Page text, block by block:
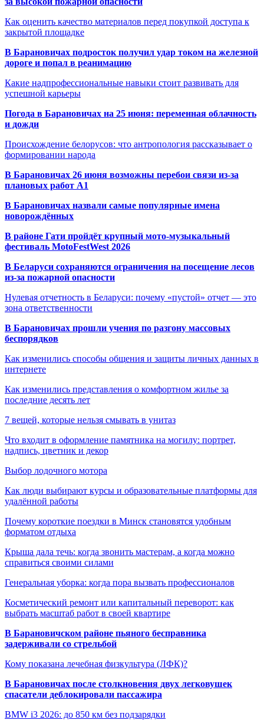
Как оценить качество материалов перед покупкой доступа к
закрытой площадке
В Барановичах подросток получил удар током на железной
дороге и попал в реанимацию
Какие надпрофессиональные навыки стоит развивать для
успешной карьеры
Погода в Барановичах на 25 июня: переменная облачность
и дожди
Происхождение белорусов: что антропология рассказывает о
формировании народа
В Барановичах 26 июня возможны перебои связи из-за
плановых работ A1
В Барановичах назвали самые популярные имена
новорождённых
В районе Гати пройдёт крупный мото-музыкальный
фестиваль MotoFestWest 2026
В Беларуси сохраняются ограничения на посещение лесов
из-за пожарной опасности
Нулевая отчетность в Беларуси: почему «пустой» отчет — это
зона ответственности
В Барановичах прошли учения по разгону массовых
беспорядков
Как изменились способы общения и защиты личных данных в
интернете
Как изменились представления о комфортном жилье за
последние десять лет
7 вещей, которые нельзя смывать в унитаз
Что входит в оформление памятника на могилу: портрет,
надпись, цветник и декор
Выбор лодочного мотора
Как люди выбирают курсы и образовательные платформы для
удалённой работы
Почему короткие поездки в Минск становятся удобным
форматом отдыха
Крыша дала течь: когда звонить мастерам, а когда можно
справиться своими силами
Генеральная уборка: когда пора вызвать профессионалов
Косметический ремонт или капитальный переворот: как
выбрать масштаб работ в своей квартире
В Барановичском районе пьяного бесправника
задерживали со стрельбой
Кому показана лечебная физкультура (ЛФК)?
В Барановичах после столкновения двух легковушек
спасатели деблокировали пассажира
BMW i3 2026: до 850 км без подзарядки